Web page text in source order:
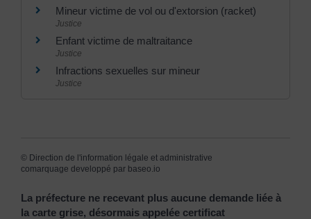
Mineur victime de vol ou d'extorsion (racket)
Justice
Enfant victime de maltraitance
Justice
Infractions sexuelles sur mineur
Justice
© Direction de l'information légale et administrative
comarquage developpé par baseo.io
La préfecture ne recevant plus aucune demande liée à
la carte grise, désormais appelée certificat